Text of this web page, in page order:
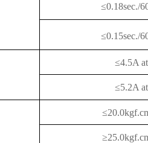
≤0.18sec./
≤0.15sec./
≤4.5A
≤5.2A